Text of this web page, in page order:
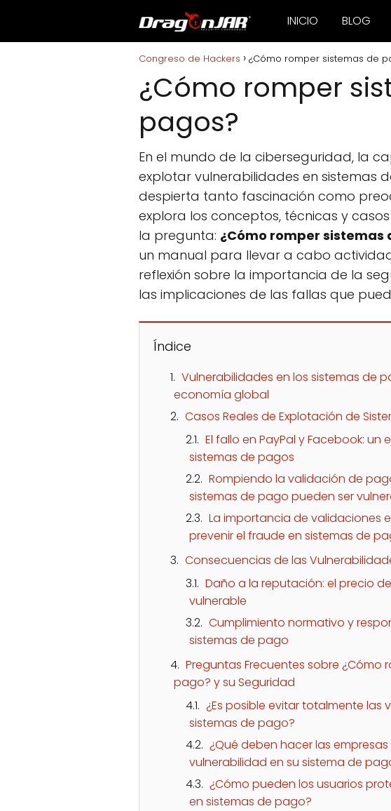
INICIO BLOG
Congreso de Hackers ¿Cómo romper sistemas de
¿Cómo romper
pagos?
En el mundo de la ciberseguridad, la
explotar vulnerabilidades en sistemas
despierta tanto fascinación como
explora los conceptos, técnicas y
la pregunta: ¿Cómo romper sistemas
un manual para llevar a cabo
reflexión sobre la importancia de la
las implicaciones de las fallas que
Índice
Vulnerabilidades en los sistemas de
economía global
Casos Reales de Explotación de
El fallo en PayPal y Facebook:
sistemas de pagos
Rompiendo la validación de
sistemas de pago pueden ser
La importancia de validaciones
prevenir el fraude en sistemas de
Consecuencias de las
Daño a la reputación: el precio
vulnerable
Cumplimiento normativo y
sistemas de pago
Preguntas Frecuentes sobre ¿Cómo
pago? y su Seguridad
¿Es posible evitar totalmente las
sistemas de pago?
¿Qué deben hacer las
vulnerabilidad en su sistema de
¿Cómo pueden los usuarios
en sistemas de pago?